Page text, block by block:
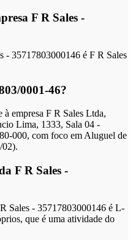
F R Sales -
- 35717803000146 é F R Sales
0001-46?
empresa F R Sales Ltda,
Lima, 1333, Sala 04 -
000, com foco em Aluguel de
F R Sales -
Sales - 35717803000146 é L-
que é uma atividade do